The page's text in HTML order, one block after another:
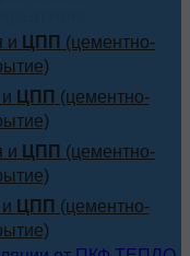
и ЦПП (цементно-
ЦПП (цементно-
и ЦПП (цементно-
ЦПП (цементно-